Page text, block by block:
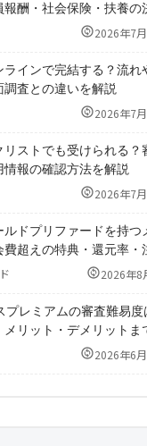
報酬・社会保険・扶養の
2026年7
ラインで完結する？流れ
調査との違いを解説
2026年7
リストでも受けられる？
情報の確認方法を解説
2026年7
ルドプリファードを持つ
費超えの特典・還元率・
2026年8
プレミアムの審査難易度
メリット・デメリットま
2026年6